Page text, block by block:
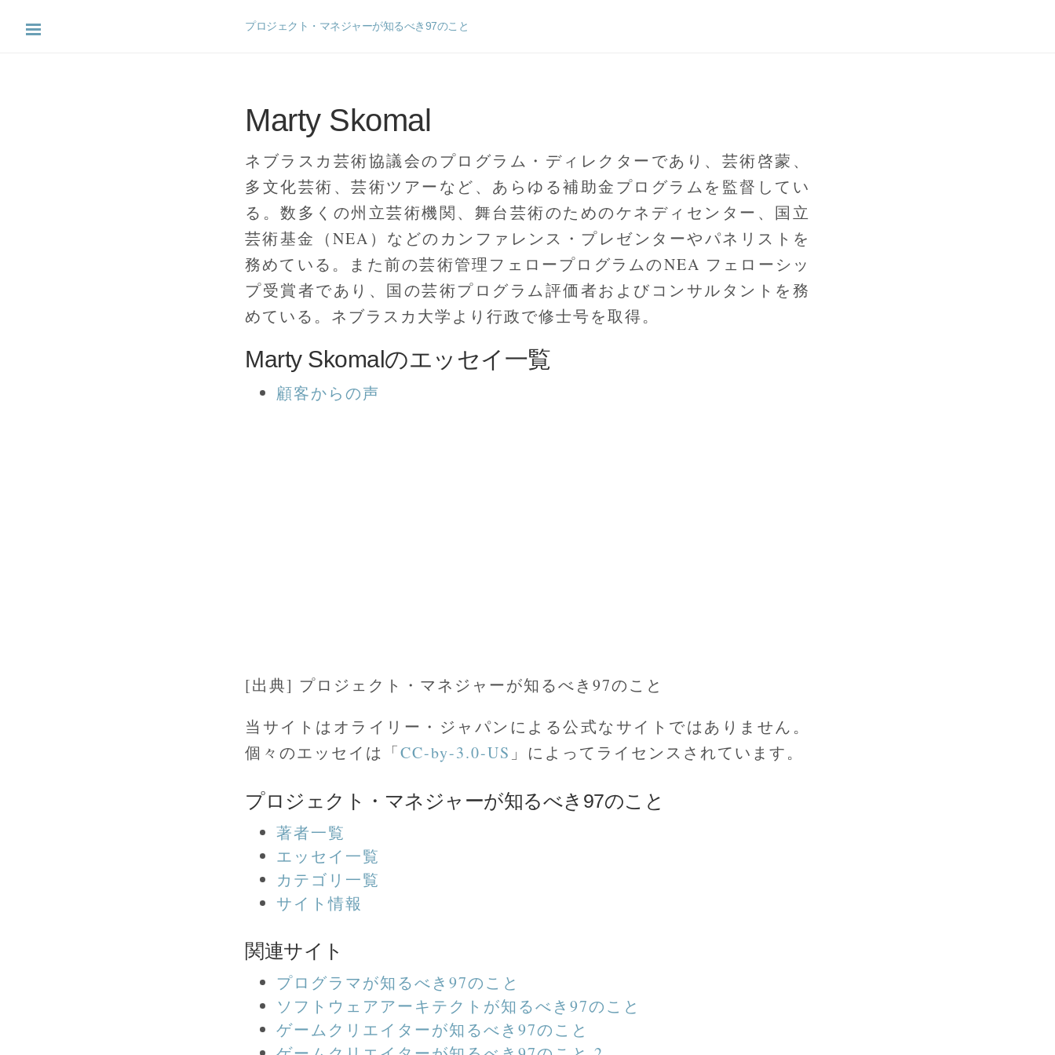
プロジェクト・マネジャーが知るべき97のこと
Marty Skomal
ネブラスカ芸術協議会のプログラム・ディレクターであり、芸術啓蒙、
多文化芸術、芸術ツアーなど、あらゆる補助金プログラムを監督してい
る。数多くの州立芸術機関、舞台芸術のためのケネディセンター、国立
芸術基金（NEA）などのカンファレンス・プレゼンターやパネリストを
務めている。また前の芸術管理フェロープログラムのNEA フェローシッ
プ受賞者であり、国の芸術プログラム評価者およびコンサルタントを務
めている。ネブラスカ大学より行政で修士号を取得。
Marty Skomalのエッセイ一覧
顧客からの声
[出典] プロジェクト・マネジャーが知るべき97のこと
当サイトはオライリー・ジャパンによる公式なサイトではありません。
個々のエッセイは「CC-by-3.0-US 」によってライセンスされています。
プロジェクト・マネジャーが知るべき97のこと
著者一覧
エッセイ一覧
カテゴリ一覧
サイト情報
関連サイト
プログラマが知るべき97のこと
ソフトウェアアーキテクトが知るべき97のこと
ゲームクリエイターが知るべき97のこと